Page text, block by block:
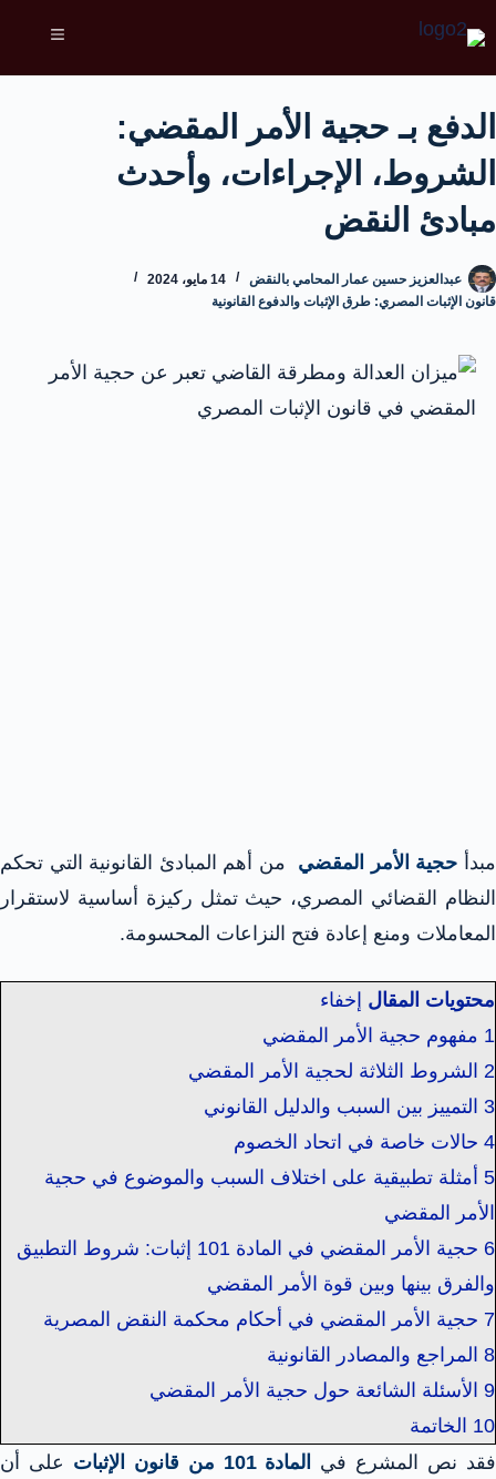
الدفع بـ حجية الأمر المقضي:
الشروط، الإجراءات، وأحدث
مبادئ النقض
عبدالعزيز حسين عمار المحامي بالنقض
14 مايو، 2024
قانون الإثبات المصري: طرق الإثبات والدفوع القانونية
مبدأ حجية الأمر المقضي من أهم المبادئ القانونية التي تحكم
النظام القضائي المصري، حيث تمثل ركيزة أساسية لاستقرار
المعاملات ومنع إعادة فتح النزاعات المحسومة.
محتويات المقال إخفاء
1 مفهوم حجية الأمر المقضي
2 الشروط الثلاثة لحجية الأمر المقضي
3 التمييز بين السبب والدليل القانوني
4 حالات خاصة في اتحاد الخصوم
5 أمثلة تطبيقية على اختلاف السبب والموضوع في حجية
الأمر المقضي
6
حجية الأمر المقضي في المادة 101 إثبات: شروط التطبيق
والفرق بينها وبين قوة الأمر المقضي
7 حجية الأمر المقضي في أحكام محكمة النقض المصرية
8 المراجع والمصادر القانونية
9 الأسئلة الشائعة حول حجية الأمر المقضي
10 الخاتمة
فقد نص المشرع في
المادة 101 من قانون الإثبات
على أن